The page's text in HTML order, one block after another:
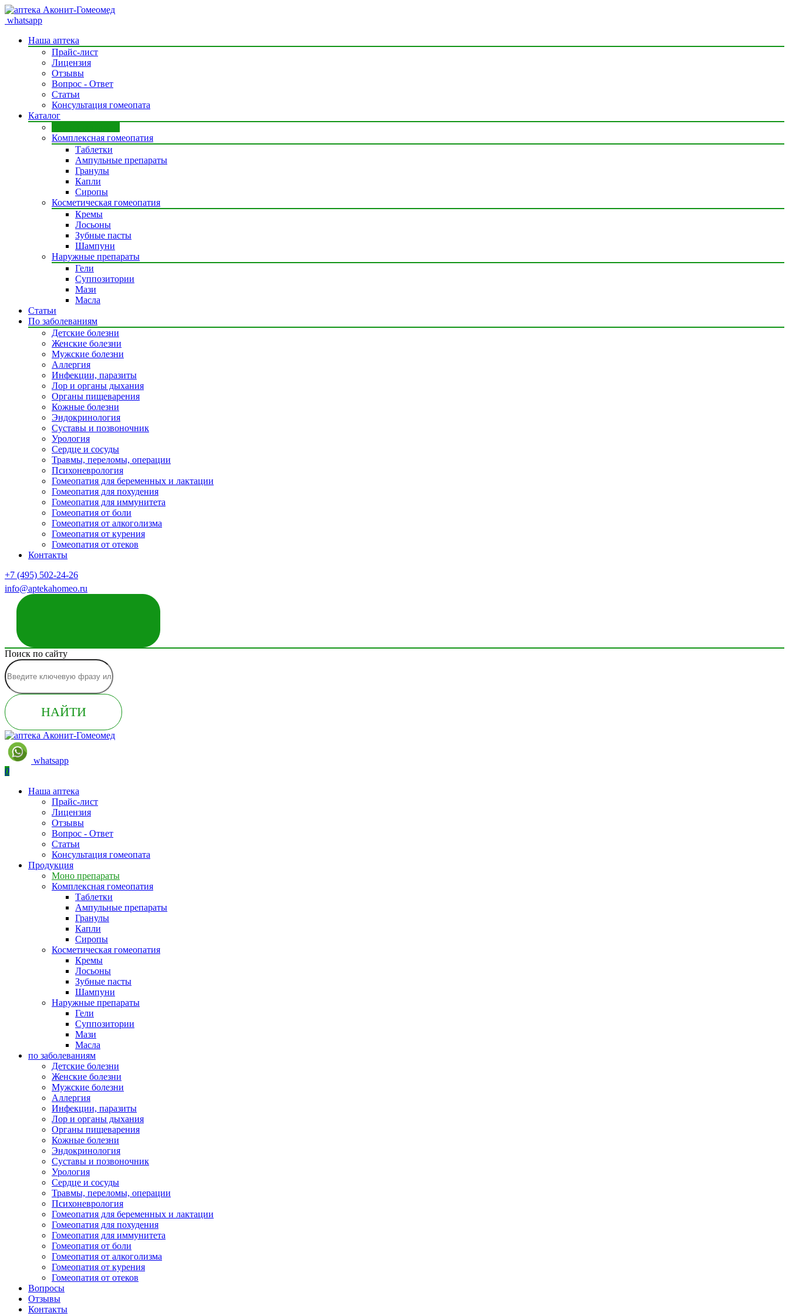
whatsapp
Наша аптека
Прайс-лист
Лицензия
Отзывы
Вопрос - Ответ
Статьи
Консультация гомеопата
Каталог
Комплексная гомеопатия
Таблетки
Ампульные препараты
Гранулы
Капли
Сиропы
Косметическая гомеопатия
Кремы
Лосьоны
Зубные пасты
Шампуни
Наружные препараты
Гели
Суппозитории
Мази
Масла
Статьи
По заболеваниям
Детские болезни
Женские болезни
Мужские болезни
Аллергия
Инфекции, паразиты
Лор и органы дыхания
Органы пищеварения
Кожные болезни
Эндокринология
Суставы и позвоночник
Урология
Сердце и сосуды
Травмы, переломы, операции
Психоневрология
Гомеопатия для беременных и лактации
Гомеопатия для похудения
Гомеопатия для иммунитета
Гомеопатия от боли
Гомеопатия от алкоголизма
Гомеопатия от курения
Гомеопатия от отеков
Контакты
+7 (495) 502-24-26
info@aptekahomeo.ru
Поиск по сайту
НАЙТИ
whatsapp
0
Наша аптека
Прайс-лист
Лицензия
Отзывы
Вопрос - Ответ
Статьи
Консультация гомеопата
Продукция
Моно препараты
Комплексная гомеопатия
Таблетки
Ампульные препараты
Гранулы
Капли
Сиропы
Косметическая гомеопатия
Кремы
Лосьоны
Зубные пасты
Шампуни
Наружные препараты
Гели
Суппозитории
Мази
Масла
по заболеваниям
Детские болезни
Женские болезни
Мужские болезни
Аллергия
Инфекции, паразиты
Лор и органы дыхания
Органы пищеварения
Кожные болезни
Эндокринология
Суставы и позвоночник
Урология
Сердце и сосуды
Травмы, переломы, операции
Психоневрология
Гомеопатия для беременных и лактации
Гомеопатия для похудения
Гомеопатия для иммунитета
Гомеопатия от боли
Гомеопатия от алкоголизма
Гомеопатия от курения
Гомеопатия от отеков
Вопросы
Отзывы
Контакты